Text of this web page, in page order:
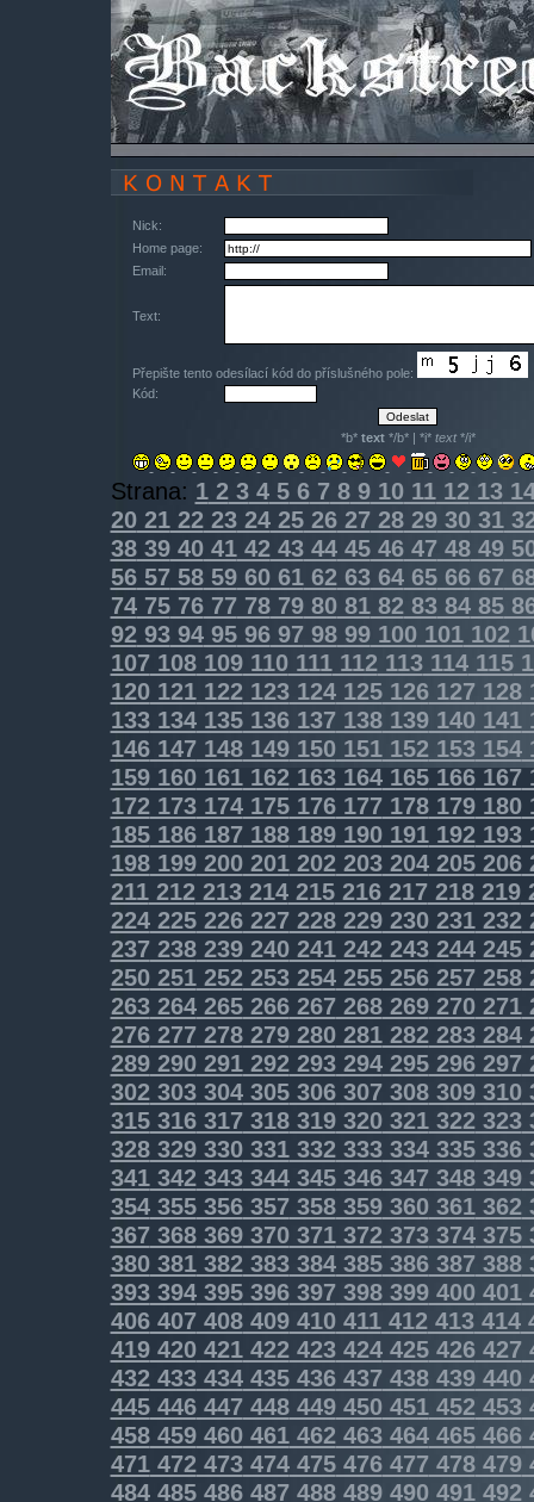
Nick:
Home page:
Email:
Text:
Přepište tento odesílací kód do příslušného pole:
Kód:
*b* text*/b* | *i* text*/i*
Strana: 12345678910111213
202122232425262728293031
383940414243444546474849
565758596061626364656667
747576777879808182838485
9293949596979899100101102
107108109110111112113114115
120121122123124125126127 128
133134135136137138139140 141
146147148149150151152153154
159160161162163164165166167
172173174175176177178179180
185186187188189190191192193
198199200201202203204205206
211212213214215216217218219
224225226227228229230231232
237238239240241242243244245
250251252253254255256257258
263264265266267268269270271
276277278279280281282283284
289290291292293294295296297
302303304305306307308309310
315316317318319320321322323
328329330331332333334335336
341342343344345346347348349
354355356357358359360361362
367368369370371372373374375
380381382383384385386387 388
393394395396397398399400401
406407408409410411412413414
419420421422423424425426427
432433434435436437438439440
445446447448449450451452453
458459460461462463464465466
471472473474475476477 478479
484485486487 488489490491492